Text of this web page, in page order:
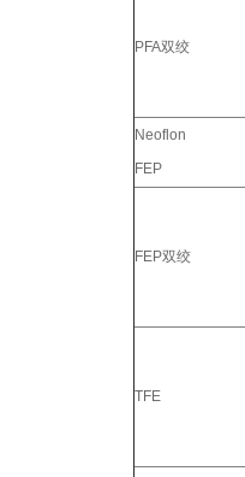
PFA双绞
Neoflon
FEP
FEP双绞
TFE